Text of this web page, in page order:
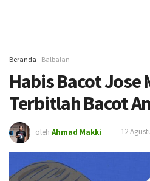
Beranda Balbalan
Habis Bacot Jose
Terbitlah Bacot
oleh Ahmad Makki 12